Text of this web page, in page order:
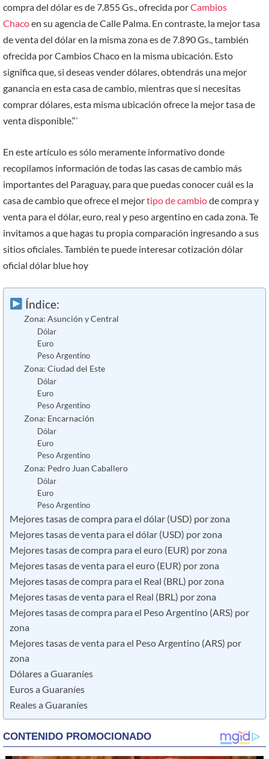
compra del dólar es de 7.855 Gs., ofrecida porCambios
Chacoen su agencia de Calle Palma. En contraste, la mejor tasa
de venta del dólar en la misma zona es de 7.890 Gs., también
ofrecida por Cambios Chaco en la misma ubicación. Esto
significa que, si deseas vender dólares, obtendrás una mejor
ganancia en esta casa de cambio, mientras que si necesitas
comprar dólares, esta misma ubicación ofrece la mejor tasa de
venta disponible.“`
En este artículo es sólo meramente informativo donde
recopilamos información de todas las casas de cambio más
importantes del Paraguay, para que puedas conocer cuál es la
casa de cambio que ofrece el mejortipo de cambiode compra y
venta para el dólar, euro, real y peso argentino en cada zona. Te
invitamos a que hagas tu propia comparación ingresando a sus
sitios oficiales. También te puede interesar cotización dólar
oficial dólar blue hoy
Índice:
Zona: Asunción y Central
Dólar
Euro
Peso Argentino
Zona: Ciudad del Este
Dólar
Euro
Peso Argentino
Zona: Encarnación
Dólar
Euro
Peso Argentino
Zona: Pedro Juan Caballero
Dólar
Euro
Peso Argentino
Mejores tasas de compra para el dólar (USD) por zona
Mejores tasas de venta para el dólar (USD) por zona
Mejores tasas de compra para el euro (EUR) por zona
Mejores tasas de venta para el euro (EUR) por zona
Mejores tasas de compra para el Real (BRL) por zona
Mejores tasas de venta para el Real (BRL) por zona
Mejores tasas de compra para el Peso Argentino (ARS) por
zona
Mejores tasas de venta para el Peso Argentino (ARS) por
zona
Dólares a Guaraníes
Euros a Guaraníes
Reales a Guaraníes